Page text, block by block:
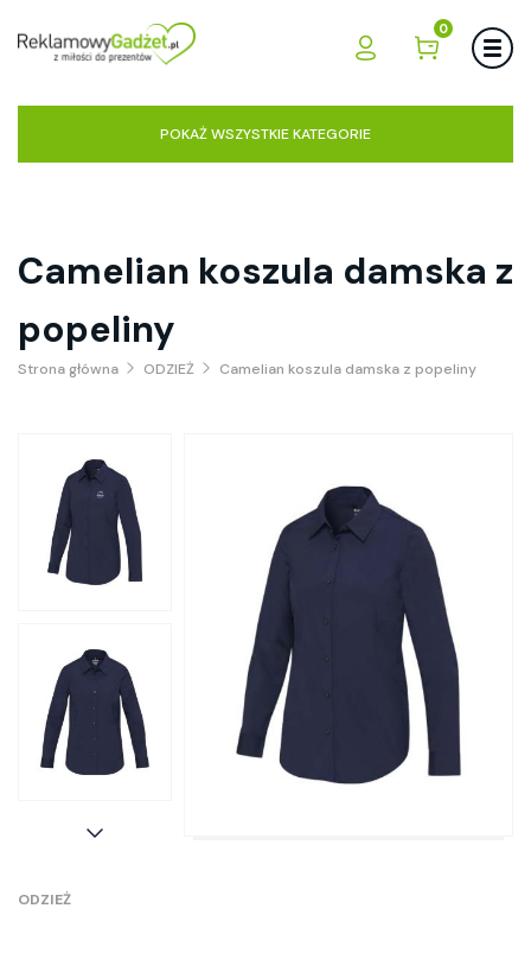
0
POKAŻ WSZYSTKIE KATEGORIE
Camelian koszula damska z
popeliny
Strona główna ODZIEŻ Camelian koszula damska z popeliny
ODZIEŻ